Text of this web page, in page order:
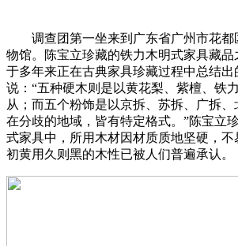
调查团第一坐来到广东省广州市花都
物馆。陈宝立珍藏的铁力木明式家具藏
于多年来正在古典家具珍藏过程中总结出
说：“五种硬木则是以黄花梨、紫檀、铁
从；而五个粉饰是以京拆、苏拆、广拆
在分歧的地域，皆有特定格式。”陈宝立
式家具中，所用木材因材质质地坚硬，不
初黄用久则黑的木性已被人们普遍承认。